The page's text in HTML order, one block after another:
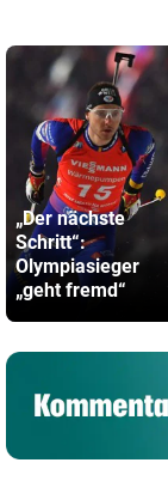
„Der nächste
Schritt“:
Olympiasieger
„geht fremd“